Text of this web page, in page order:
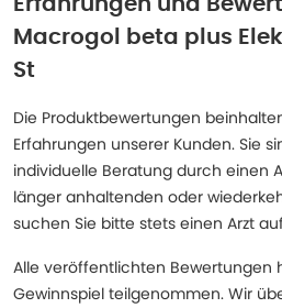
Erfahrungen und
Macrogol beta plus
St
Die Produktbewertungen
Erfahrungen unserer Kunden. Sie
individuelle Beratung durch einen
länger anhaltenden oder
suchen Sie bitte stets einen Arzt
Alle veröffentlichten Bewertungen
Gewinnspiel teilgenommen. Wir